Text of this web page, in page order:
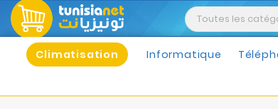
Climatisation Informatique